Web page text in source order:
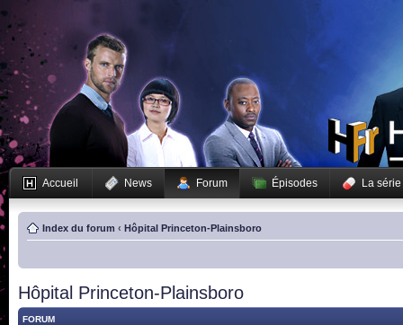
Accueil News Forum Épisodes La série
Index du forum ‹ Hôpital Princeton-Plainsboro
Hôpital Princeton-Plainsboro
FORUM